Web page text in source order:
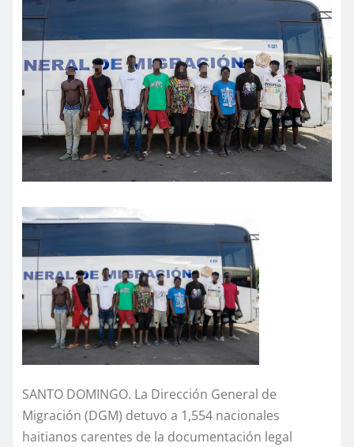
SANTO DOMINGO. La Dirección General de
Migración (DGM) detuvo a 1,554 nacionales
haitianos carentes de la documentación legal